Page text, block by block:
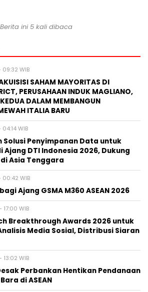
Berita ini 5 kali dibaca
WIB
SAHAM MAYORITAS DI
PERUSAHAAN INDUK MAGLIANO,
DALAM MEMBANGUN
ITALIA BARU
WIB
Solusi Penyimpanan Data untuk
Ajang DTI Indonesia 2026, Dukung
Asia Tenggara
WIB
Ajang GSMA M360 ASEAN 2026
WIB
Breakthrough Awards 2026 untuk
Media Sosial, Distribusi Siaran
WIB
Perbankan Hentikan Pendanaan
di ASEAN